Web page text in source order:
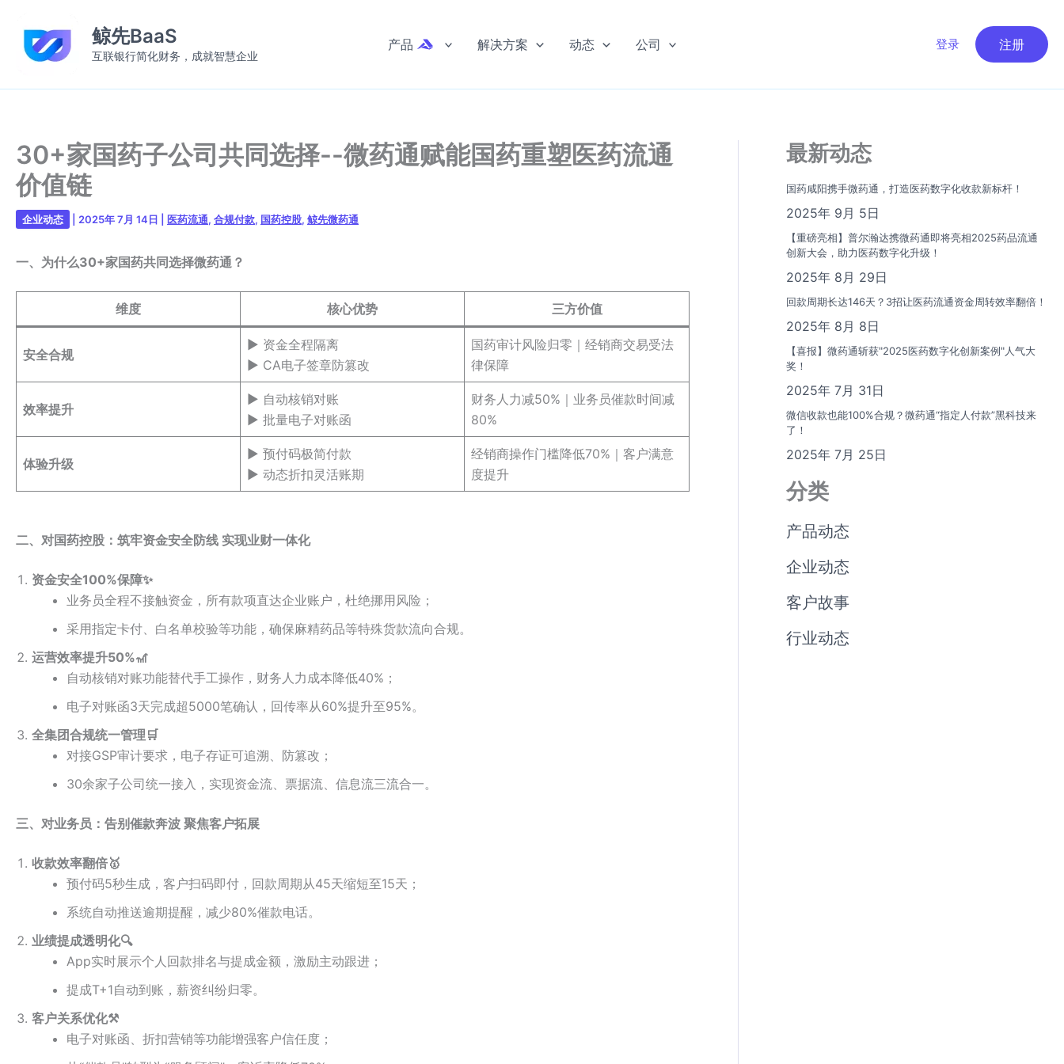
鲸先BaaS
互联银行简化财务，成就智慧企业
产品 解决方案 动态 公司 登录 注册
30+家国药子公司共同选择--微药通赋能国药重塑医药流通
价值链
企业动态 2025年 7月 14日 医药流通, 合规付款, 国药控股, 鲸先微药通
一、为什么30+家国药共同选择微药通？
维度 核心优势 三方价值
安全合规
▶️ 资金全程隔离
▶️ CA电子签章防篡改
国药审计风险归零｜经销商交易受法
律保障
效率提升
▶️ 自动核销对账
▶️ 批量电子对账函
财务人力减50%｜业务员催款时间减
80%
体验升级
▶️ 预付码极简付款
▶️ 动态折扣灵活账期
经销商操作门槛降低70%｜客户满意
度提升
二、对国药控股：筑牢资金安全防线 实现业财一体化
资金安全100%保障✨
业务员全程不接触资金，所有款项直达企业账户，杜绝挪用风险；
采用指定卡付、白名单校验等功能，确保麻精药品等特殊货款流向合规。
运营效率提升50%🎢
自动核销对账功能替代手工操作，财务人力成本降低40%；
电子对账函3天完成超5000笔确认，回传率从60%提升至95%。
全集团合规统一管理🛒
对接GSP审计要求，电子存证可追溯、防篡改；
30余家子公司统一接入，实现资金流、票据流、信息流三流合一。
三、对业务员：告别催款奔波 聚焦客户拓展
收款效率翻倍🥇
预付码5秒生成，客户扫码即付，回款周期从45天缩短至15天；
系统自动推送逾期提醒，减少80%催款电话。
业绩提成透明化🔍
App实时展示个人回款排名与提成金额，激励主动跟进；
提成T+1自动到账，薪资纠纷归零。
客户关系优化⚒️
电子对账函、折扣营销等功能增强客户信任度；
最新动态
国药咸阳携手微药通，打造医药数字化收款新标杆！
2025年 9月 5日
【重磅亮相】普尔瀚达携微药通即将亮相2025药品流通
创新大会，助力医药数字化升级！
2025年 8月 29日
回款周期长达146天？3招让医药流通资金周转效率翻倍！
2025年 8月 8日
【喜报】微药通斩获"2025医药数字化创新案例"人气大
奖！
2025年 7月 31日
微信收款也能100%合规？微药通“指定人付款”黑科技来
了！
2025年 7月 25日
分类
产品动态
企业动态
客户故事
行业动态